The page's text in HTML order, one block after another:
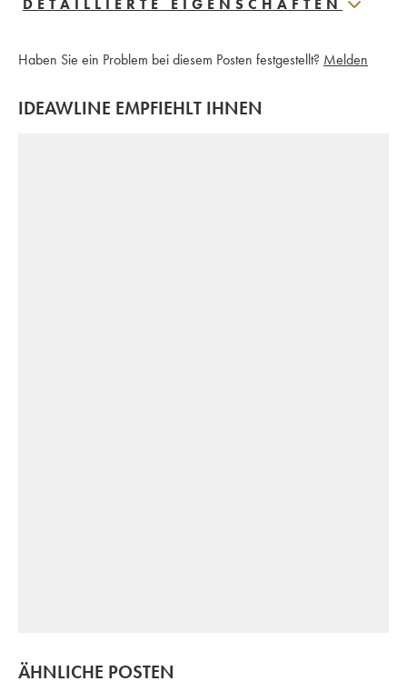
DETAILLIERTE EIGENSCHAFTEN
Haben Sie ein Problem bei diesem Posten festgestellt? Melden
IDEAWLINE EMPFIEHLT IHNEN
ÄHNLICHE POSTEN